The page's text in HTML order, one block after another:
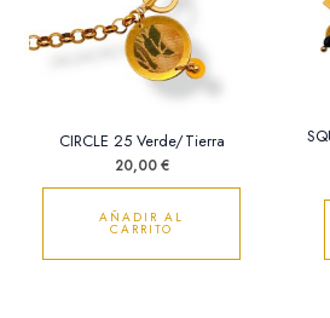
CIRCLE 25 Verde/Tierra
20,00€
AÑADIR AL
CARRITO